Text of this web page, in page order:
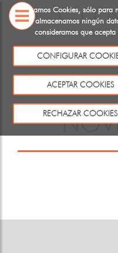
Utilizamos Cookies, sólo para
almacenamos ningún
consideramos que acepta
CONFIGURAR
ACEPTAR COOKIES
RECHAZAR COOKIES